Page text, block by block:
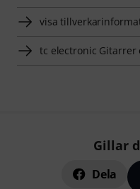
visa
tc electronic Gitarrer
Gillar
Dela